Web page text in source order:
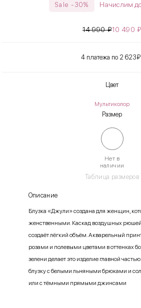
Sale -30% Начислим
14 990₽10 490₽
4 платежа по 2 623₽
Цвет
Мультиколор
Размер
Таблица размеров
Нет в
наличии
Описание
Блузка «Джули» создана для женщин,
женственными. Каскад воздушных
создаёт лёгкий объём. Акварельный
розами и полевыми цветами в оттенках
зелени делает это изделие главной
блузку с белыми льняными брюками и
или с тёмными прямыми джинсами